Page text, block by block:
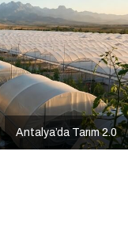
Antalya’da Tarım 2.0